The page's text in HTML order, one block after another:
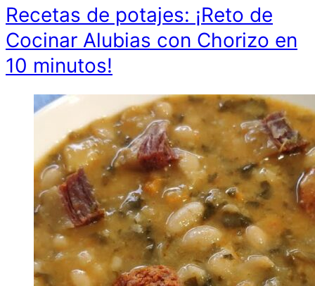
Recetas de potajes: ¡Reto de
Cocinar Alubias con Chorizo en
10 minutos!